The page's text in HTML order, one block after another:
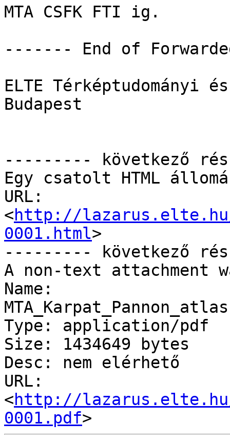
MTA CSFK FTI ig.
------- End of
ELTE Térképtudományi
Budapest
--------- következő
Egy csatolt HTML
URL:
<http://lazarus.elte.hu/
0001.html>
--------- következő
A non-text attachment
Name:
Type: application/pdf
Size: 1434649 bytes
Desc: nem elérhető
URL:
<http://lazarus.elte.hu/
0001.pdf